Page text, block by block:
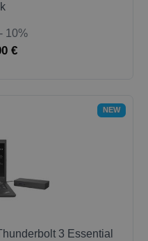
- 10%
€
NEW
3 Essential